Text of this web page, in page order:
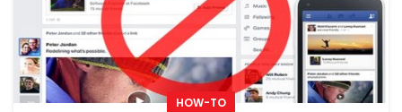
HOW-TO